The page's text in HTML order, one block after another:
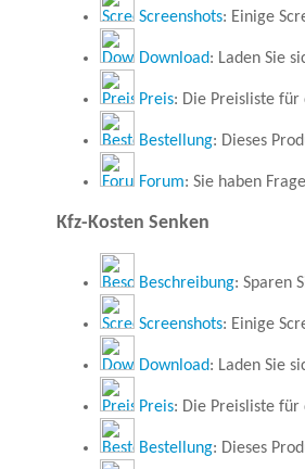
Screenshots: Einige
Download: Laden Sie
Preis: Die Preisliste für
Bestellung: Dieses
Forum: Sie haben
Kfz-Kosten Senken
Beschreibung: Sparen
Screenshots: Einige
Download: Laden Sie
Preis: Die Preisliste für
Bestellung: Dieses